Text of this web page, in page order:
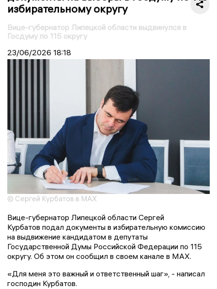
избирательному округу
Вице-губернатор Липецкой области выдвинулся в
Госдуму по 115 округу
23/06/2026 18:18
© Сергей Курбатов в MAX
Вице-губернатор Липецкой области Сергей
Курбатов подал документы в избирательную комиссию
на выдвижение кандидатом в депутаты
Государственной Думы Российской Федерации по 115
округу. Об этом он сообщил в своем канале в MAX.
«Для меня это важный и ответственный шаг», - написал
господин Курбатов.